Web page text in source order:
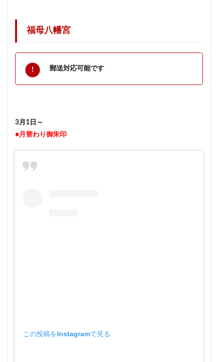
福母八幡宮
郵送対応可能です
3月1日～
●月替わり御朱印
この投稿をInstagramで見る